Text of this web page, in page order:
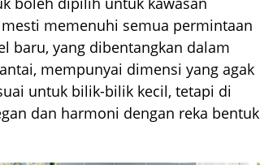
memenuhi semua permintaan
baru, yang dibentangkan dalam
mempunyai dimensi yang agak
untuk bilik-bilik kecil, tetapi di
dan harmoni dengan reka bentuk